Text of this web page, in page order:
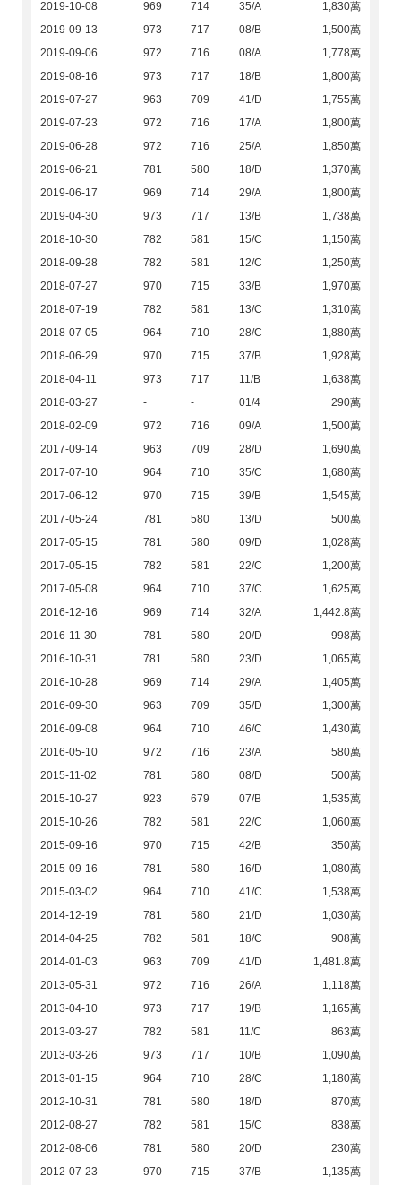
2019-10-08 969 714 35/A
1,830萬
2019-09-13
973 717 08/B
1,500萬
2019-09-06
972 716 08/A
1,778萬
2019-08-16
973 717 18/B
1,800萬
2019-07-27
963 709 41/D
1,755萬
2019-07-23
972 716 17/A
1,800萬
2019-06-28
972 716 25/A
1,850萬
2019-06-21
781 580 18/D
1,370萬
2019-06-17
969 714 29/A
1,800萬
2019-04-30
973 717 13/B
1,738萬
2018-10-30
782 581 15/C
1,150萬
2018-09-28
782 581 12/C
1,250萬
2018-07-27
970 715 33/B
1,970萬
2018-07-19
782 581 13/C
1,310萬
2018-07-05
964 710 28/C
1,880萬
2018-06-29
970 715 37/B
1,928萬
2018-04-11
973 717 11/B
1,638萬
2018-03-27
- - 01/4
290萬
2018-02-09
972 716 09/A
1,500萬
2017-09-14
963 709 28/D
1,690萬
2017-07-10
964 710 35/C
1,680萬
2017-06-12
970 715 39/B
1,545萬
2017-05-24
781 580 13/D
500萬
2017-05-15
781 580 09/D
1,028萬
2017-05-15
782 581 22/C
1,200萬
2017-05-08
964 710 37/C
1,625萬
2016-12-16
969 714 32/A
1,442.8萬
2016-11-30
781 580 20/D
998萬
2016-10-31
781 580 23/D
1,065萬
2016-10-28
969 714 29/A
1,405萬
2016-09-30
963 709 35/D
1,300萬
2016-09-08
964 710 46/C
1,430萬
2016-05-10
972 716 23/A
580萬
2015-11-02
781 580 08/D
500萬
2015-10-27
923 679 07/B
1,535萬
2015-10-26
782 581 22/C
1,060萬
2015-09-16
970 715 42/B
350萬
2015-09-16
781 580 16/D
1,080萬
2015-03-02
964 710 41/C
1,538萬
2014-12-19
781 580 21/D
1,030萬
2014-04-25
782 581 18/C
908萬
2014-01-03
963 709 41/D
1,481.8萬
2013-05-31
972 716 26/A
1,118萬
2013-04-10
973 717 19/B
1,165萬
2013-03-27
782 581 11/C
863萬
2013-03-26
973 717 10/B
1,090萬
2013-01-15
964 710 28/C
1,180萬
2012-10-31
781 580 18/D
870萬
2012-08-27
782 581 15/C
838萬
2012-08-06
781 580 20/D
230萬
2012-07-23
970 715 37/B
1,135萬